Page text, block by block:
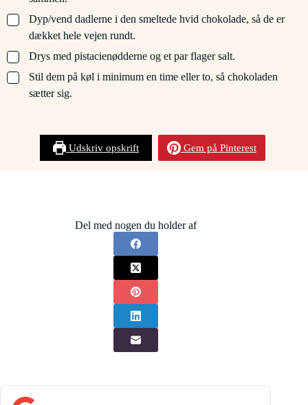
▢
Dyp/vend dadlerne i den smeltede hvid chokolade, så de er
dækket hele vejen rundt.
▢
Drys med pistacienødderne og et par flager salt.
▢
Stil dem på køl i minimum en time eller to, så chokoladen
sætter sig.
Udskriv opskrift Gem på Pinterest
Del med nogen du holder af